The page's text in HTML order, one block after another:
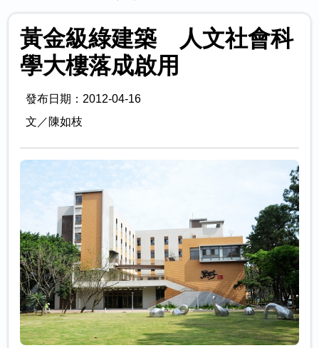
黃金級綠建築 人文社會科
學大樓落成啟用
發布日期：2012-04-16
文／陳如枝